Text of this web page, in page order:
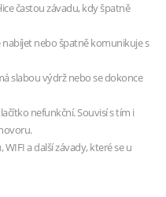
častou závadu, kdy špatně
nebo špatně komunikuje s
slabou výdrž nebo se dokonce
nefunkční. Souvisí s tím i
a další závady, které se u